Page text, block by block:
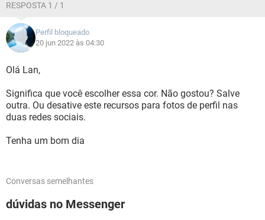
RESPOSTA 1 / 1
Perfil bloqueado
20 jun 2022 às 04:30
Olá Lan,
Significa que você escolher essa cor. Não gostou? Salve
outra. Ou desative este recursos para fotos de perfil nas
duas redes sociais.
Tenha um bom dia
Conversas semelhantes
dúvidas no Messenger